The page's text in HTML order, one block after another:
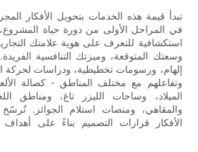
تبدأ قيمة هذه الخدمات بتحويل الأفكار
في المراحل الأولى من دورة حياة
استكشافية للتعرف على هوية علامتك
وسعتك المتوقعة، وميزتك التنافسية
إلهام، ورسومات تخطيطية، ودراسات لحركة
وتفاعلهم مع مختلف المناطق - كصالة
الميلاد، وساحات الليزر تاغ، ومناطق
والمقاهي، ومنصات استلام الجوائز.
الأفكار قرارات التصميم بناءً على